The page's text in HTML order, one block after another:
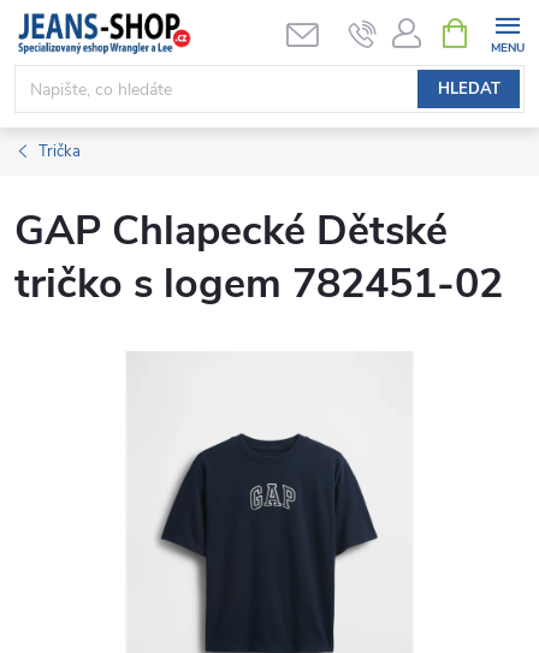
Přejít
obsah
HLEDAT
NÁKUPNÍ
KOŠÍK
Trička
GAP Chlapecké Dětské
tričko s logem 782451-02